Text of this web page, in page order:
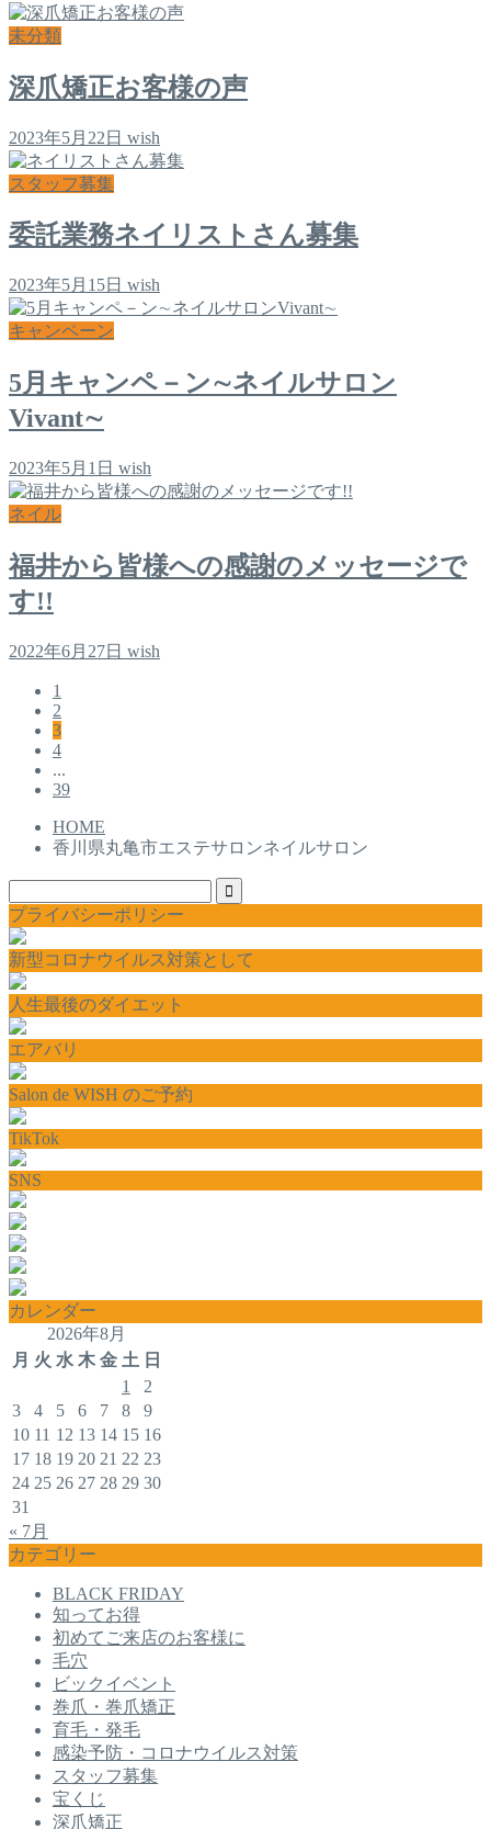
未分類
深爪矯正お客様の声
2023年5月22日 wish
スタッフ募集
委託業務ネイリストさん募集
2023年5月15日 wish
キャンペーン
5月キャンペ－ン∼ネイルサロン
Vivant∼
2023年5月1日 wish
ネイル
福井から皆様への感謝のメッセージで
す!!
2022年6月27日 wish
1
2
3
4
...
39
HOME
香川県丸亀市エステサロンネイルサロン
プライバシーポリシー
新型コロナウイルス対策として
人生最後のダイエット
エアバリ
Salon de WISH のご予約
TikTok
SNS
カレンダー
2026年8月
月 火 水 木 金 土 日
1
2
3
4 5 6 7 8
9
10 11 12 13 14 15 16
17 18 19 20 21 22 23
24 25 26 27 28 29 30
31
« 7月
カテゴリー
BLACK FRIDAY
知ってお得
初めてご来店のお客様に
毛穴
ビックイベント
巻爪・巻爪矯正
育毛・発毛
感染予防・コロナウイルス対策
スタッフ募集
宝くじ
深爪矯正